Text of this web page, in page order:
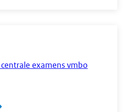
examens vmbo